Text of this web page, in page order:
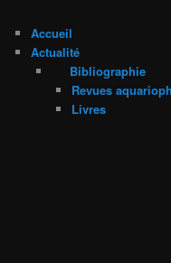
Accueil
Actualité
Bibliographie
Revues
Livres